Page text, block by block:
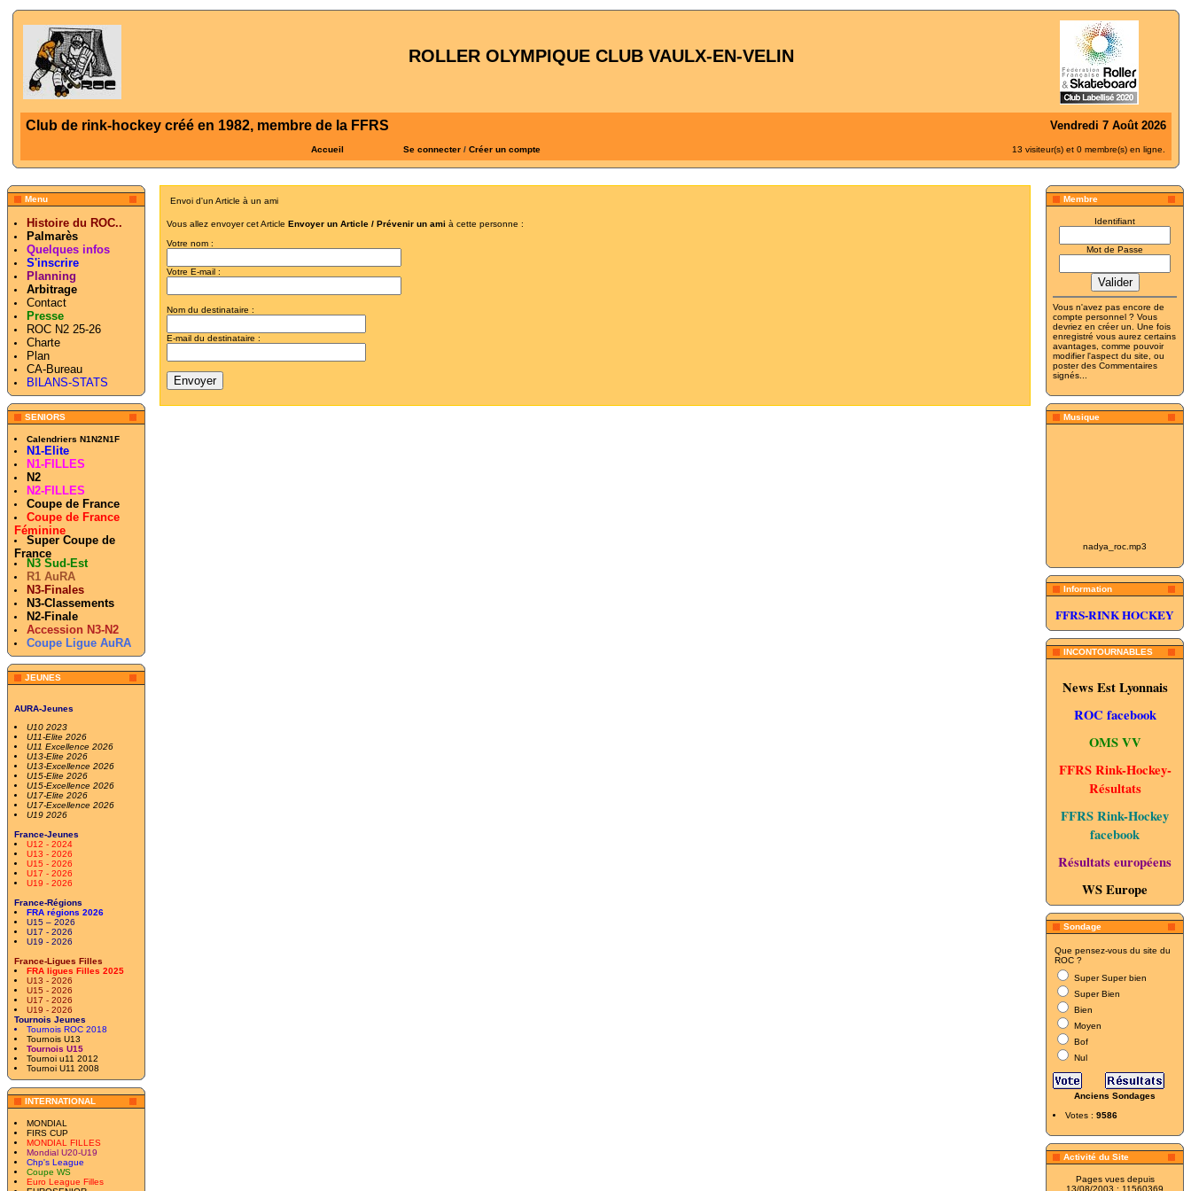
ROLLER OLYMPIQUE CLUB VAULX-EN-VELIN
Club de rink-hockey créé en 1982, membre de la FFRS Vendredi 7 Août 2026
Accueil Se connecter/ Créer un compte 13 visiteur(s) et 0 membre(s) en ligne.
Menu
Histoire du ROC..
Palmarès
Quelques infos
S'inscrire
Planning
Arbitrage
Contact
Presse
ROC N2 25-26
Charte
Plan
CA-Bureau
BILANS-STATS
SENIORS
Calendriers N1N2N1F
N1-Elite
N1-FILLES
N2
N2-FILLES
Coupe de France
Coupe de France
Féminine
Super Coupe de
France
N3 Sud-Est
R1 AuRA
N3-Finales
N3-Classements
N2-Finale
Accession N3-N2
Coupe Ligue AuRA
JEUNES
AURA-Jeunes
U10 2023
U11-Elite 2026
U11 Excellence 2026
U13-Elite 2026
U13-Excellence 2026
U15-Elite 2026
U15-Excellence 2026
U17-Elite 2026
U17-Excellence 2026
U19 2026
France-Jeunes
U12 - 2024
U13 - 2026
U15 - 2026
U17 - 2026
U19 - 2026
France-Régions
FRA régions 2026
U15 – 2026
U17 - 2026
U19 - 2026
France-Ligues Filles
FRA ligues Filles 2025
U13 - 2026
U15 - 2026
U17 - 2026
U19 - 2026
Tournois Jeunes
Tournois ROC 2018
Tournois U13
Tournois U15
Tournoi u11 2012
Tournoi U11 2008
INTERNATIONAL
MONDIAL
FIRS CUP
MONDIAL FILLES
Mondial U20-U19
Chp's League
Coupe WS
Euro League Filles
Envoi d'un Article à un ami
Vous allez envoyer cet Article Envoyer un Article / Prévenir un ami à cette personne :
Votre nom :
Votre E-mail :
Nom du destinataire :
E-mail du destinataire :
Membre
Identifiant
Mot de Passe
Vous n'avez pas encore de
compte personnel ? Vous
devriez en créer un . Une fois
enregistré vous aurez certains
avantages, comme pouvoir
modifier l'aspect du site, ou
poster des Commentaires
signés...
Musique
nadya_roc.mp3
Information
FFRS-RINK HOCKEY
INCONTOURNABLES
News Est Lyonnais
ROC facebook
OMS VV
FFRS Rink-Hockey-
Résultats
FFRS Rink-Hockey
facebook
Résultats européens
WS Europe
Sondage
Que pensez-vous du site du
ROC ?
Super Super bien
Super Bien
Bien
Moyen
Bof
Nul
Anciens Sondages
Votes : 9586
Activité du Site
Pages vues depuis
13/08/2003 : 11560369